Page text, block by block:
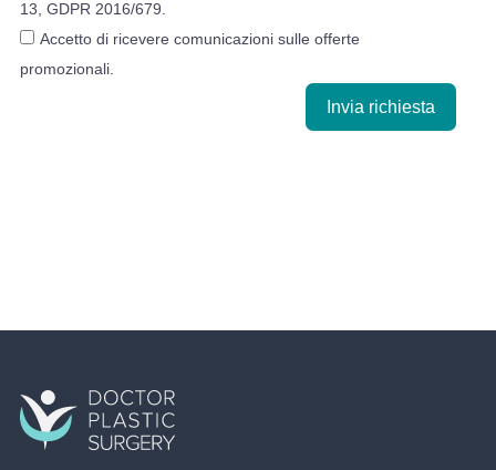
13, GDPR 2016/679.
Accetto di ricevere comunicazioni sulle offerte
promozionali.
Invia richiesta